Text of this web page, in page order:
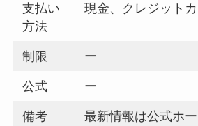
支払い
方法
現金、クレジット
制限 ー
公式 ー
備考
最新情報は公式ホ